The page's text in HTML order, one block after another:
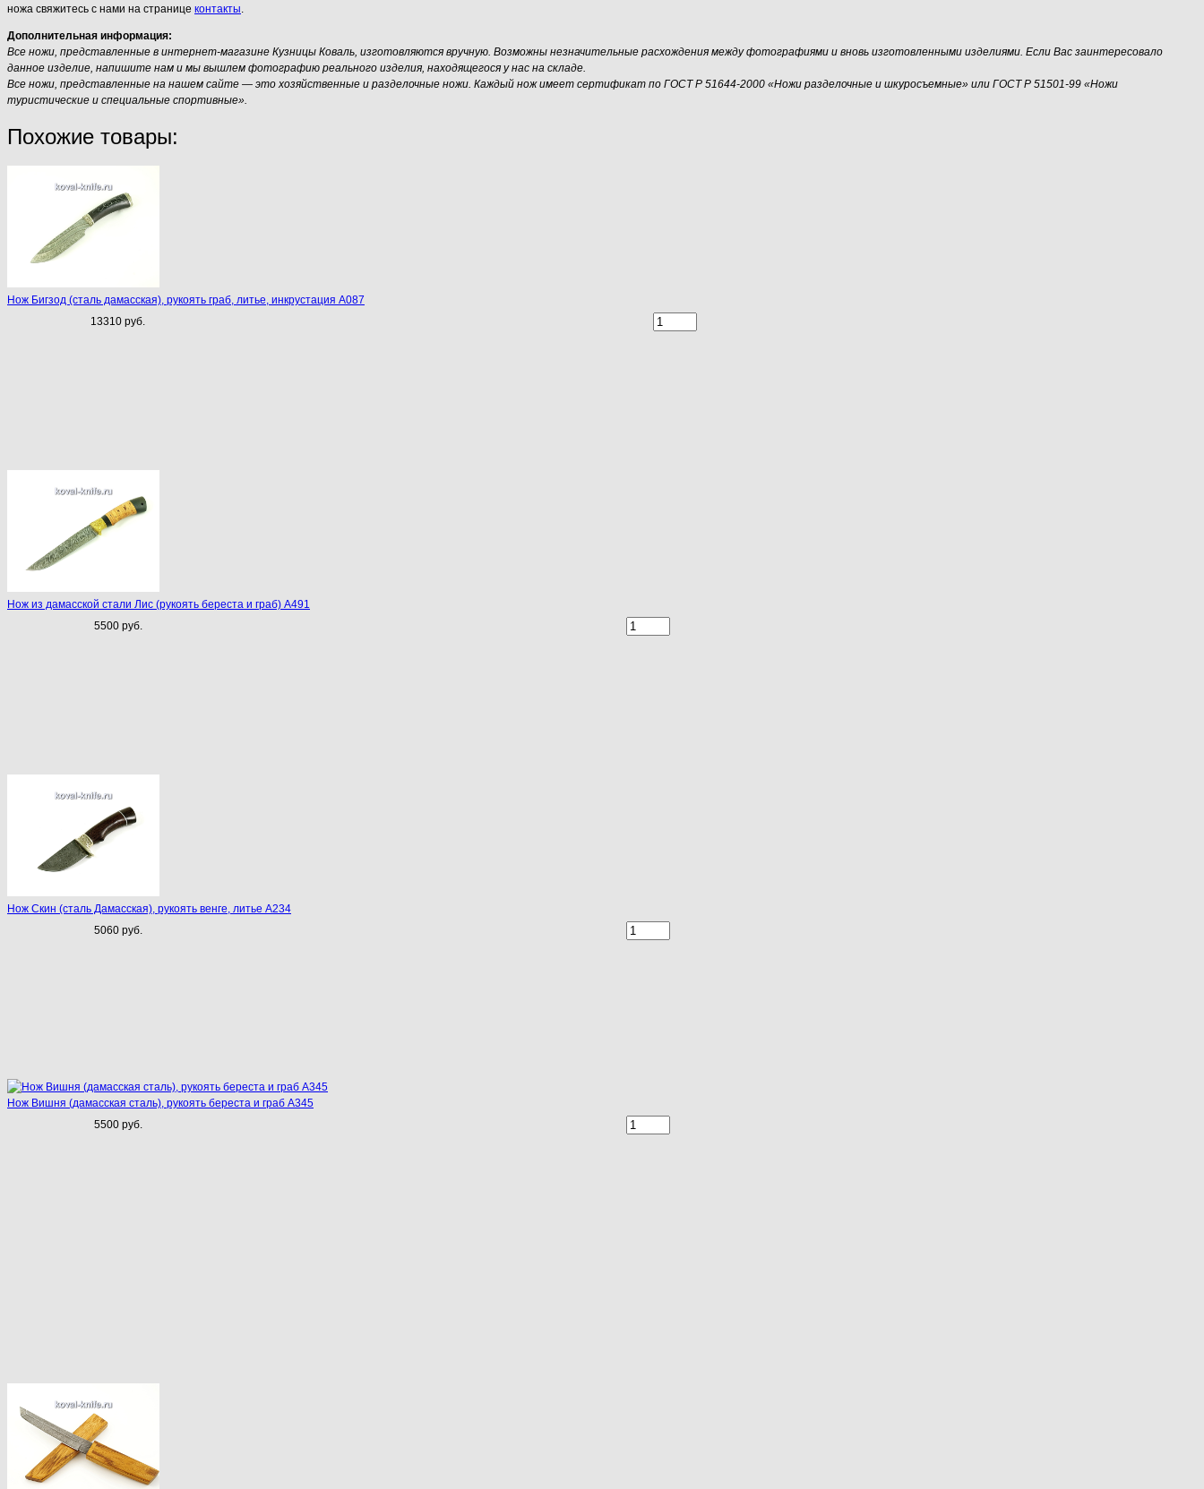
ножа свяжитесь с нами на странице контакты.
Дополнительная информация:
Все ножи, представленные в интернет-магазине Кузницы Коваль, изготовляются вручную. Возможны незначительные расхождения между фотографиями и вновь изготовленными изделиями. Если Вас заинтересовало
данное изделие, напишите нам и мы вышлем фотографию реального изделия, находящегося у нас на складе.
Все ножи, представленные на нашем сайте — это хозяйственные и разделочные ножи. Каждый нож имеет сертификат по ГОСТ Р 51644-2000 «Ножи разделочные и шкуросъемные» или ГОСТ Р 51501-99 «Ножи
туристические и специальные спортивные».
Похожие товары:
Нож Бигзод (сталь дамасская), рукоять граб, литье, инкрустация A087
13310 руб.
Нож из дамасской стали Лис (рукоять береста и граб) A491
5500 руб.
Нож Скин (сталь Дамасская), рукоять венге, литье A234
5060 руб.
Нож Вишня (дамасская сталь), рукоять береста и граб A345
5500 руб.